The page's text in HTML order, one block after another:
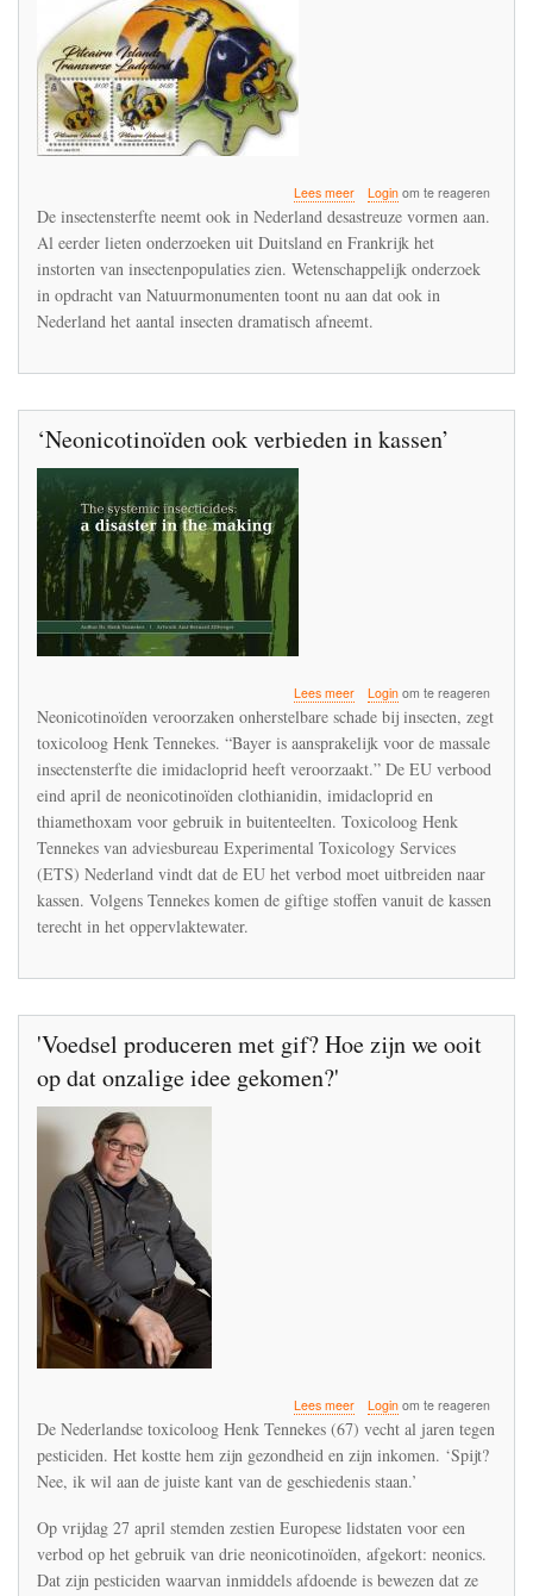
Lees meerover
Desastreuze
brengt
onze
leefomgeving
gevaar
Loginom te reageren
De insectensterfte neemt ook in Nederland desastreuze vormen aan.
Al eerder lieten onderzoeken uit Duitsland en Frankrijk het
instorten van insectenpopulaties zien. Wetenschappelijk onderzoek
in opdracht van Natuurmonumenten toont nu aan dat ook in
Nederland het aantal insecten dramatisch afneemt.
‘Neonicotinoïden ook verbieden in kassen’
Lees meerover
‘Neonicotinoïden
verbieden
in
kassen’
Loginom te reageren
Neonicotinoïden veroorzaken onherstelbare schade bij insecten, zegt
toxicoloog Henk Tennekes. “Bayer is aansprakelijk voor de massale
insectensterfte die imidacloprid heeft veroorzaakt.” De EU verbood
eind april de neonicotinoïden clothianidin, imidacloprid en
thiamethoxam voor gebruik in buitenteelten. Toxicoloog Henk
Tennekes van adviesbureau Experimental Toxicology Services
(ETS) Nederland vindt dat de EU het verbod moet uitbreiden naar
kassen. Volgens Tennekes komen de giftige stoffen vanuit de kassen
terecht in het oppervlaktewater.
'Voedsel produceren met gif? Hoe zijn we ooit
op dat onzalige idee gekomen?'
Lees meerover
'Voedsel
produceren
met
gif?
zijn
ooit
op
Loginom te reageren
De Nederlandse toxicoloog Henk Tennekes (67) vecht al jaren tegen
pesticiden. Het kostte hem zijn gezondheid en zijn inkomen. ‘Spijt?
Nee, ik wil aan de juiste kant van de geschiedenis staan.’
Op vrijdag 27 april stemden zestien Europese lidstaten voor een
verbod op het gebruik van drie neonicotinoïden, afgekort: neonics.
Dat zijn pesticiden waarvan inmiddels afdoende is bewezen dat ze